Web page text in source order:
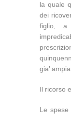
la quale
dei
figlio, a
gia’
Il ricorso
Le spese